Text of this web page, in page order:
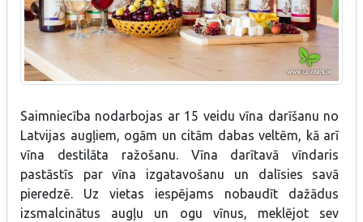
Saimniecība nodarbojas ar 15 veidu vīna darīšanu no
Latvijas augļiem, ogām un citām dabas veltēm, kā arī
vīna destilāta ražošanu. Vīna darītavā vīndaris
pastāstīs par vīna izgatavošanu un dalīsies savā
pieredzē. Uz vietas iespējams nobaudīt dažādus
izsmalcinātus augļu un ogu vīnus, meklējot sev